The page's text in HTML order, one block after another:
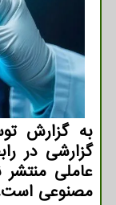
به گزارش
گزارشی در
عاملی
مصنوعی